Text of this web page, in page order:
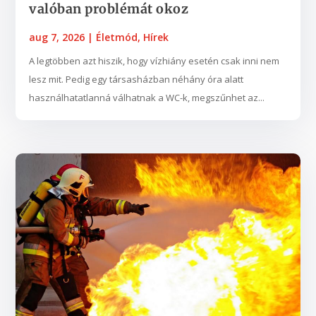
valóban problémát okoz
aug 7, 2026 | Életmód, Hírek
A legtöbben azt hiszik, hogy vízhiány esetén csak inni nem
lesz mit. Pedig egy társasházban néhány óra alatt
használhatatlanná válhatnak a WC-k, megszűnhet az...